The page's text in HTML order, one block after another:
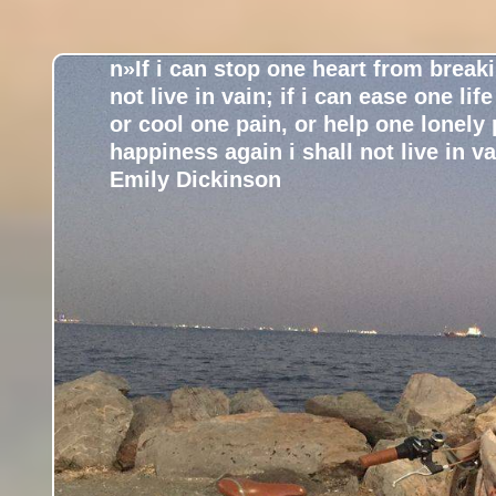
n»If i can stop one heart from
not live in vain; if i can ease one
or cool one pain, or help one lonely
happiness again i shall not live in
Emily Dickinson